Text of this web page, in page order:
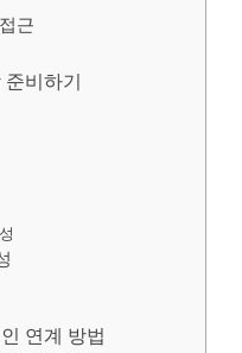
근
준비하기
연계 방법